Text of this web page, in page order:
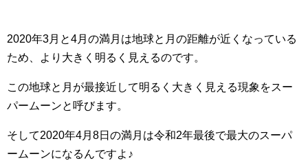
2020年3月と4月の満月は地球と月の距離が近くなっている
ため、より大きく明るく見えるのです。
この地球と月が最接近して明るく大きく見える現象をスー
パームーンと呼びます。
そして2020年4月8日の満月は令和2年最後で最大のスーパ
ームーンになるんですよ♪